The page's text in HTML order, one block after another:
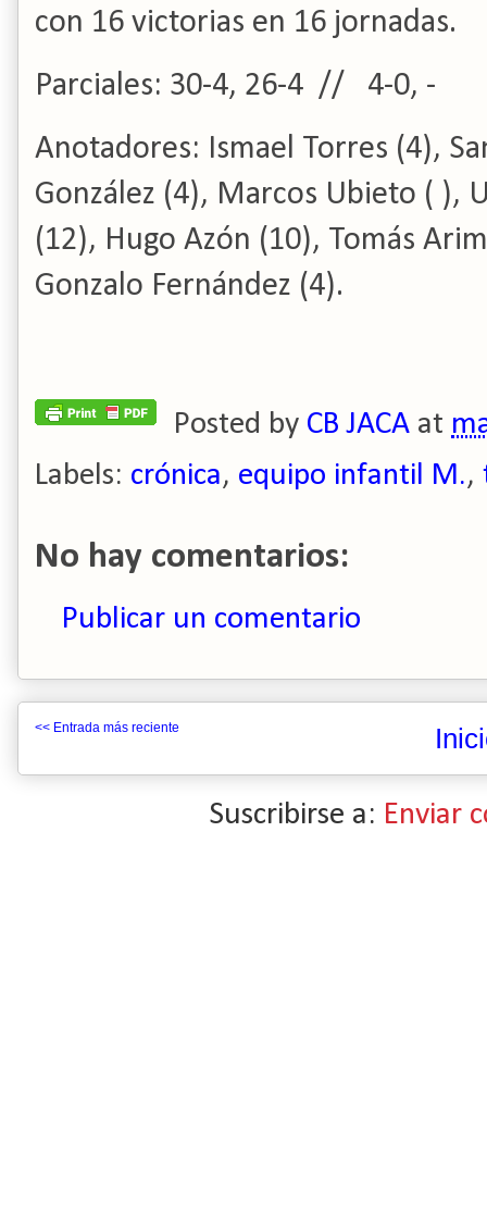
con 16 victorias en 16 jornadas.
Parciales: 30-4, 26-4 // 4-0, -
Anotadores: Ismael Torres (4),
González (4), Marcos Ubieto ( ),
(12), Hugo Azón (10), Tomás
Gonzalo Fernández (4).
Posted by CB JACA at
Labels: crónica, equipo infantil M.,
No hay comentarios:
Publicar un comentario
<< Entrada más reciente
Suscribirse a: Enviar